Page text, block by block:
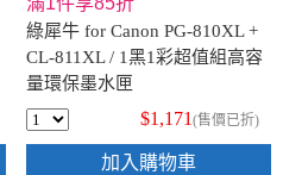
綠犀牛 for Canon PG-810XL +
CL-811XL / 1黑1彩超值組高容
量環保墨水匣
$1,171 (售價已折)
加入購物車